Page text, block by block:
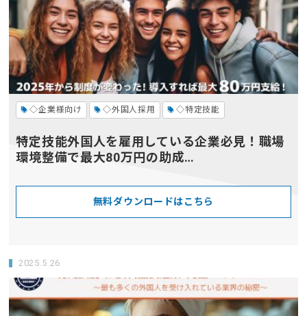
◇企業様向け ◇外国人採用 ◇特定技能
特定技能外国人を雇用している企業必見！職場
環境整備で最大80万円の助成…
無料ダウンロードはこちら
2025.5.26